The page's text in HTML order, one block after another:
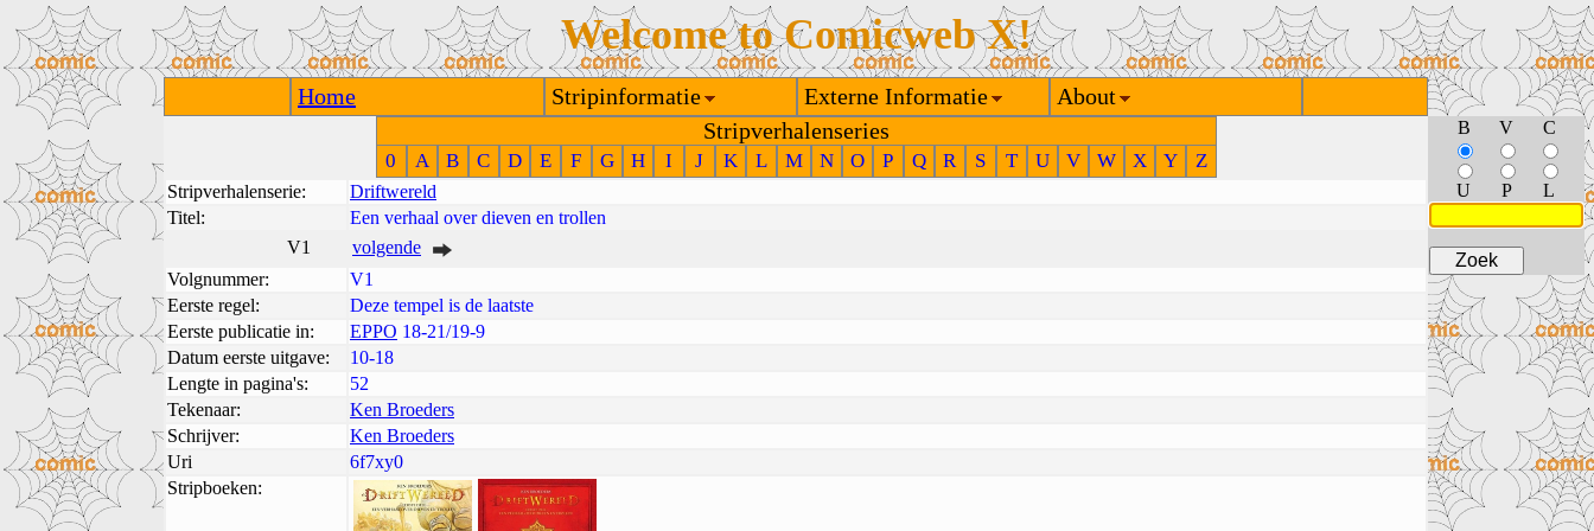
Welcome to Comicweb X!
Home Stripinformatie Externe Informatie
About
Stripverhalenseries
0 A B C D E F G H I J K L M N O P Q R S T U V W X Y Z
Stripverhalenserie:
Driftwereld
Titel:
Een verhaal over dieven en trollen
V1
volgende
Volgnummer:
V1
Eerste regel:
Deze tempel is de laatste
Eerste publicatie in:
EPPO 18-21/19-9
Datum eerste uitgave:
10-18
Lengte in pagina's:
52
Tekenaar:
Ken Broeders
Schrijver:
Ken Broeders
Uri
6f7xy0
Stripboeken:
B V C
U P L